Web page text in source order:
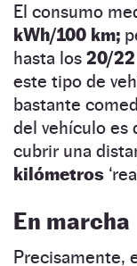
El consumo
kWh/100 km;
hasta los 20/
este tipo de
bastante
del vehículo es
cubrir una
kilómetros
En marcha
Precisamente,